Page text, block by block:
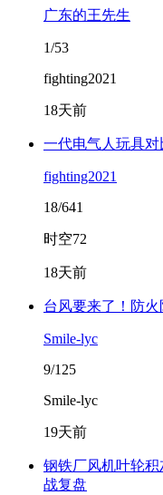
广东的王先生
1/53
fighting2021
18天前
一代电气人玩具对
fighting2021
18/641
时空72
18天前
台风要来了！防火
Smile-lyc
9/125
Smile-lyc
19天前
钢铁厂风机叶轮
战复盘